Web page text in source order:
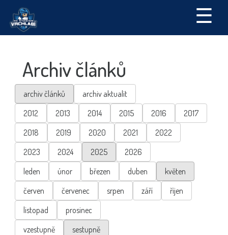
☰
Archiv článků
archiv článků
archiv aktualit
2012
2013 2014 2015 2016
2017
2018
2019 2020 2021
2022
2023
2024 2025
2026
leden
únor březen duben
květen
červen
červenec srpen září
říjen
listopad
prosinec
vzestupně
sestupně